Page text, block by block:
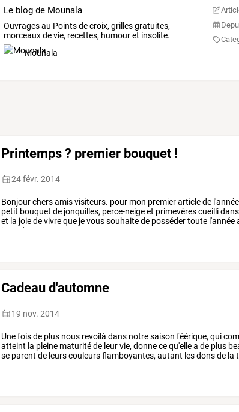
Le blog de Mounala
Ouvrages au Points de croix, grilles gratuites,
morceaux de vie, recettes, humour et insolite.
Mounala
Printemps ? premier bouquet !
24 févr. 2014
Bonjourchersamisvisiteurs. pour mon premierarticlede
petit bouquet de jonquilles, perce-neigeet primevèrescueillidans
et la joiedevivreque jevoussouhaitede possédertoute l'année
jouer
à
Cadeau d'automne
19 nov. 2014
Unefoisde plus nous revoilà dans notresaison féérique, qui
atteint la pleine maturitéde leurvie, donnecequ'ellea de plus
se parent de leurscouleursflamboyantes, autant lesdonsde la
ravissent.
quelle fut